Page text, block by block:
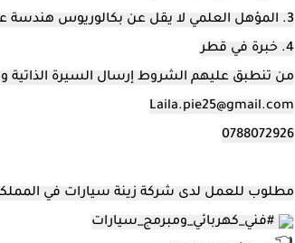
3. المؤهل العلمي لا يقل عن بكالوريوس هندسة عمارة
4. خبرة في قطر
من تنطبق عليهم الشروط إرسال السيرة
Laila.pie25@gmail.com
0788072926
مطلوب للعمل لدى شركة زينة سيارات في
#فني_كهربائي_ومبرمج_سيارات